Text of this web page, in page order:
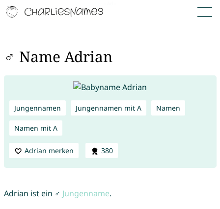
♂ Name Adrian
Jungennamen Jungennamen mit A Namen
Namen mit A
Adrian merken 380
Adrian ist ein ♂ Jungenname.